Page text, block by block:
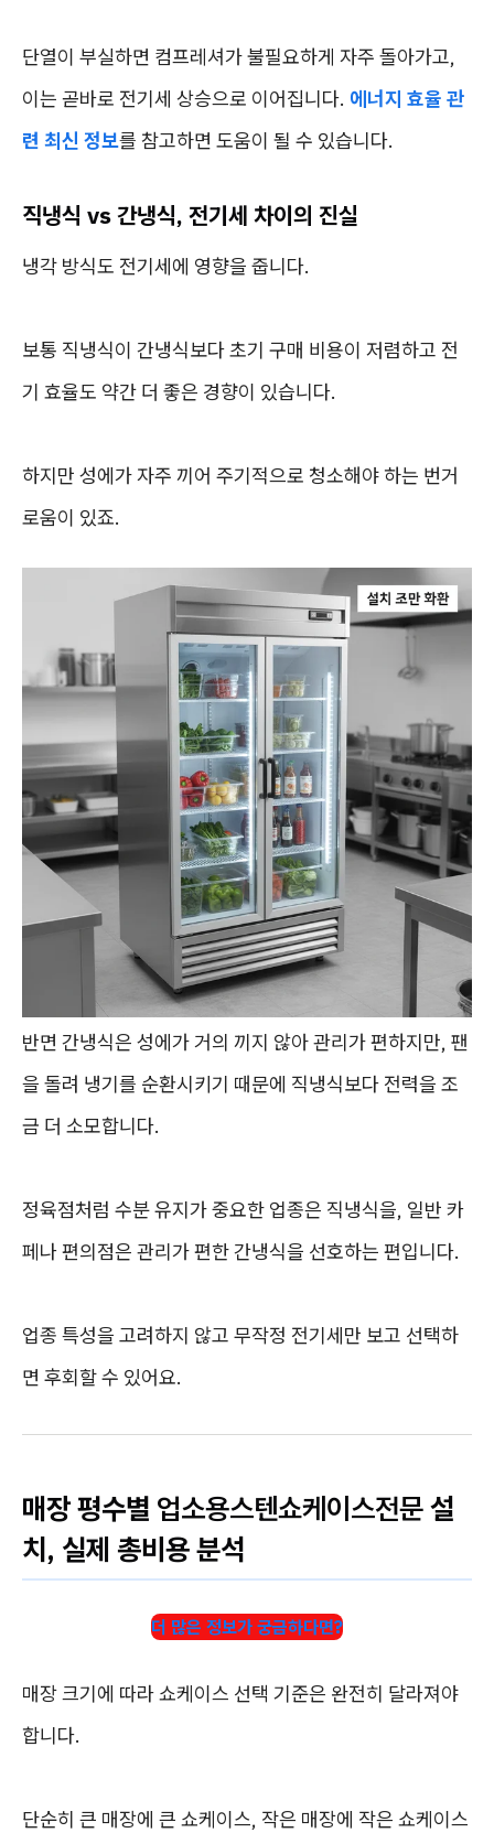
단열이 부실하면 컴프레셔가 불필요하게 자주 돌아가고,
이는 곧바로 전기세 상승으로 이어집니다. 에너지 효율 관
련 최신 정보를 참고하면 도움이 될 수 있습니다.
직냉식 vs 간냉식, 전기세 차이의 진실
냉각 방식도 전기세에 영향을 줍니다.
보통 직냉식이 간냉식보다 초기 구매 비용이 저렴하고 전
기 효율도 약간 더 좋은 경향이 있습니다.
하지만 성에가 자주 끼어 주기적으로 청소해야 하는 번거
로움이 있죠.
반면 간냉식은 성에가 거의 끼지 않아 관리가 편하지만, 팬
을 돌려 냉기를 순환시키기 때문에 직냉식보다 전력을 조
금 더 소모합니다.
정육점처럼 수분 유지가 중요한 업종은 직냉식을, 일반 카
페나 편의점은 관리가 편한 간냉식을 선호하는 편입니다.
업종 특성을 고려하지 않고 무작정 전기세만 보고 선택하
면 후회할 수 있어요.
매장 평수별 업소용스텐쇼케이스전문설
치, 실제 총비용 분석
더 많은 정보가 궁금하다면?
매장 크기에 따라 쇼케이스 선택 기준은 완전히 달라져야
합니다.
단순히 큰 매장에 큰 쇼케이스, 작은 매장에 작은 쇼케이스